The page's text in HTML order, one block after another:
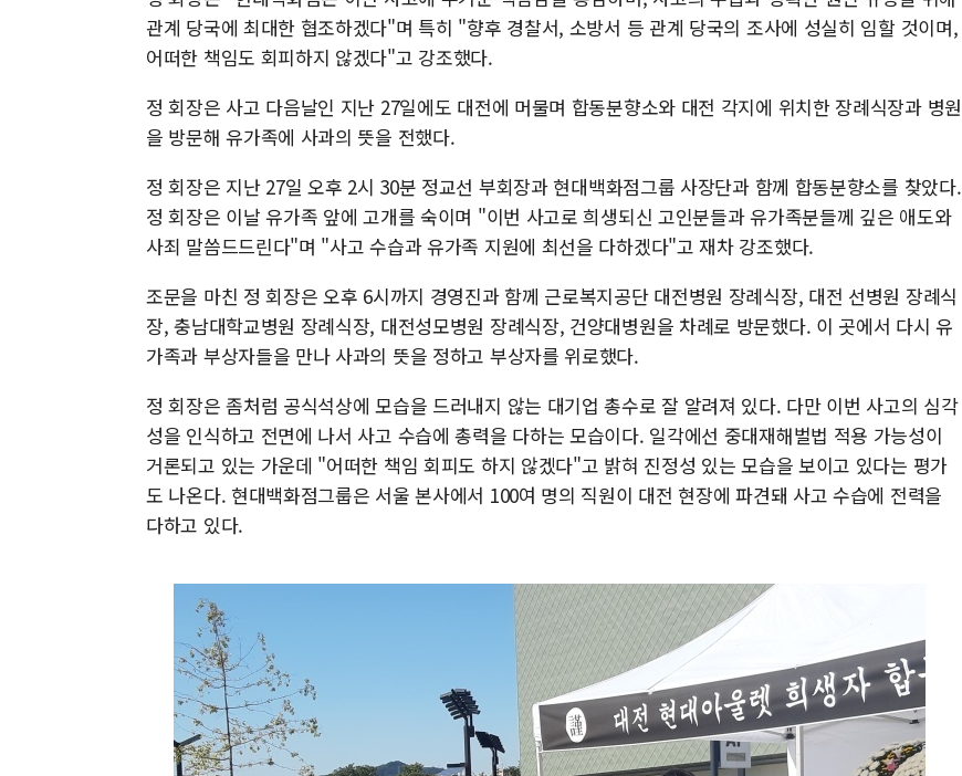
관계 당국에 최대한 협조하겠다"며 특히 "향후 경찰서, 소방서 등 관계 당국의 조사에 성실히 임할 것이며,
어떠한 책임도 회피하지 않겠다"고 강조했다.
정 회장은 사고 다음날인 지난 27일에도 대전에 머물며 합동분향소와 대전 각지에 위치한 장례식장과 병원
을 방문해 유가족에 사과의 뜻을 전했다.
정 회장은 지난 27일 오후 2시 30분 정교선 부회장과 현대백화점그룹 사장단과 함께 합동분향소를 찾았다.
정 회장은 이날 유가족 앞에 고개를 숙이며 "이번 사고로 희생되신 고인분들과 유가족분들께 깊은 애도와
사죄 말씀드드린다"며 "사고 수습과 유가족 지원에 최선을 다하겠다"고 재차 강조했다.
조문을 마친 정 회장은 오후 6시까지 경영진과 함께 근로복지공단 대전병원 장례식장, 대전 선병원 장례식
장, 충남대학교병원 장례식장, 대전성모병원 장례식장, 건양대병원을 차례로 방문했다. 이 곳에서 다시 유
가족과 부상자들을 만나 사과의 뜻을 정하고 부상자를 위로했다.
정 회장은 좀처럼 공식석상에 모습을 드러내지 않는 대기업 총수로 잘 알려져 있다. 다만 이번 사고의 심각
성을 인식하고 전면에 나서 사고 수습에 총력을 다하는 모습이다. 일각에선 중대재해벌법 적용 가능성이
거론되고 있는 가운데 "어떠한 책임 회피도 하지 않겠다"고 밝혀 진정성 있는 모습을 보이고 있다는 평가
도 나온다. 현대백화점그룹은 서울 본사에서 100여 명의 직원이 대전 현장에 파견돼 사고 수습에 전력을
다하고 있다.